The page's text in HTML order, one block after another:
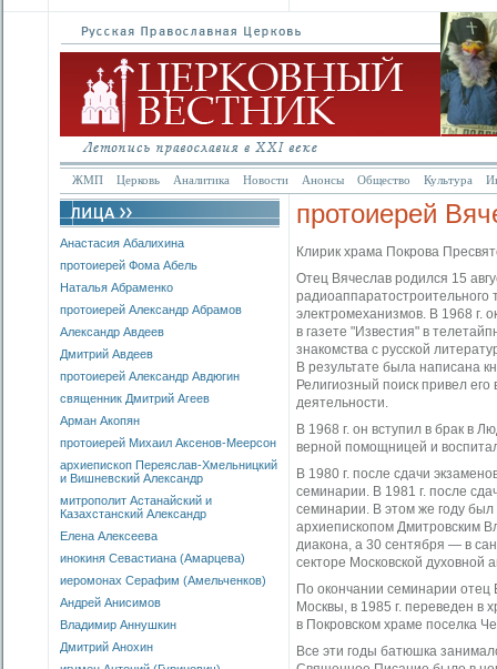
ЖМП Церковь Аналитика Новости Анонсы Общество Культура
Анастасия Абалихина
протоиерей Фома Абель
Наталья Абраменко
протоиерей Александр Абрамов
Александр Авдеев
Дмитрий Авдеев
протоиерей Александр Авдюгин
священник Дмитрий Агеев
Арман Акопян
протоиерей Михаил Аксенов-Меерсон
архиепископ Переяслав-Хмельницкий
и Вишневский Александр
митрополит Астанайский и
Казахстанский Александр
Елена Алексеева
инокиня Севастиана (Амарцева)
иеромонах Серафим (Амельченков)
Андрей Анисимов
Владимир Аннушкин
Дмитрий Анохин
протоиерей
Клирик храма Покрова
Отец Вячеслав родился 15
радиоаппаратостроительного
электромеханизмов. В 1968 г.
в газете "Известия" в
знакомства с русской
В результате была написана
Религиозный поиск привел
деятельности.
В 1968 г. он вступил в брак в
верной помощницей и
В 1980 г. после сдачи
семинарии. В 1981 г. после
семинарии. В этом же году
архиепископом Дмитровским
диакона, а 30 сентября — в
секторе Московской духовной
По окончании семинарии
Москвы, в 1985 г. переведен в
в Покровском храме поселка
Все эти годы батюшка